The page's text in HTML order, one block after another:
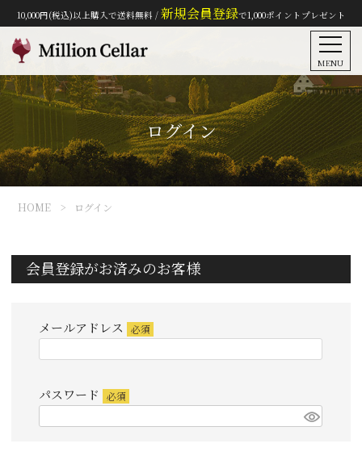
10,000円(税込)以上購入で送料無料 / 新規会員登録で1,000ポイントプレゼント
MENU
ログイン
HOME ログイン
会員登録がお済みのお客様
メールアドレス
パスワード